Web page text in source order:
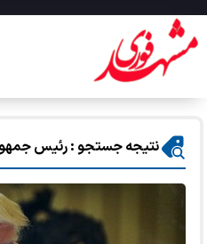
نتیجه جستجو : رئیس